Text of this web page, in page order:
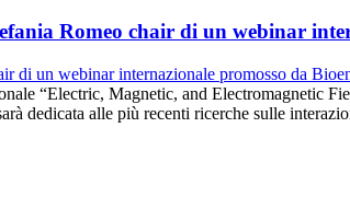
Romeo chair di un webinar
“Electric, Magnetic, and Electromagnetic
dedicata alle più recenti ricerche sulle